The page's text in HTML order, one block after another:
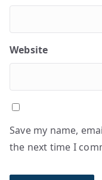
Website
Save my name,
the next time I